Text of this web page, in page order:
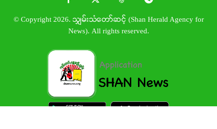
© Copyright 2026. သျှမ်းသံတော်ဆင့် (Shan Herald Agency for
News). All rights reserved.